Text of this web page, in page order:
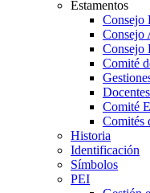
Estamentos
Consejo
Consejo
Consejo
Comité
Docentes
Comité
Comités
Historia
Identificación
Símbolos
PEI